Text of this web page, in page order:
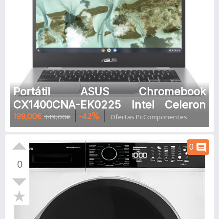
Portátil ASUS Chromebook
CX1400CNA-EK0225 Intel Celeron
N3350/8GB/32GB eMMC/14
199,00€ 349,00€ -42% Ofertas PcComponentes
0
0 comment